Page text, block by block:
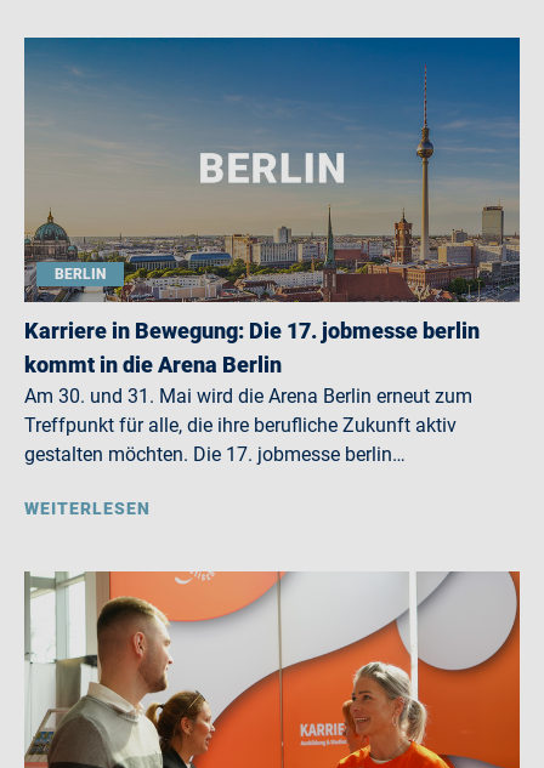
BERLIN
Karriere in Bewegung: Die 17. jobmesse berlin
kommt in die Arena Berlin
Am 30. und 31. Mai wird die Arena Berlin erneut zum
Treffpunkt für alle, die ihre berufliche Zukunft aktiv
gestalten möchten. Die 17. jobmesse berlin…
WEITERLESEN